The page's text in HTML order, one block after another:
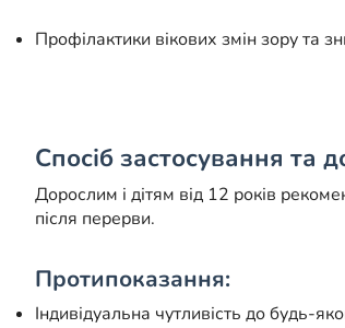
Профілактики вікових змін зору та
Спосіб застосування та
Дорослим і дітям від 12 років
після перерви.
Протипоказання:
Індивідуальна чутливість до будь-